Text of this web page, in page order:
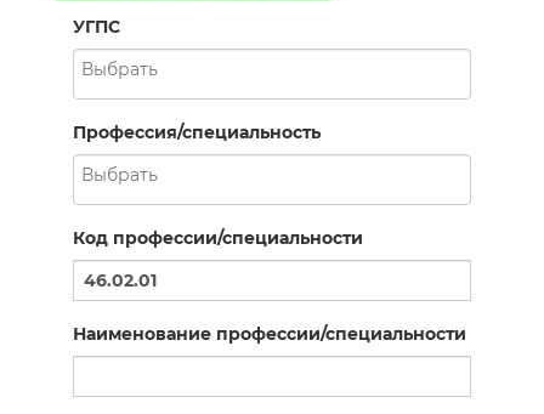
УГПС
Профессия/специальность
Код профессии/специальности
Наименование профессии/специальности